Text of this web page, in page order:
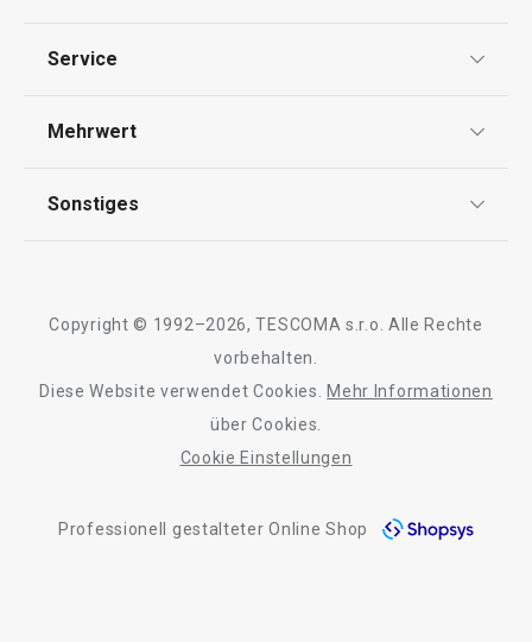
Impressum
Service
Rückgabe von Waren/Reklamation
Mehrwert
Sonstiges
Barrierefreiheit
Copyright © 1992–2026, TESCOMA s.r.o. Alle Rechte
vorbehalten.
Diese Website verwendet Cookies.
Mehr Informationen
über Cookies.
Cookie Einstellungen
Professionell gestalteter Online Shop